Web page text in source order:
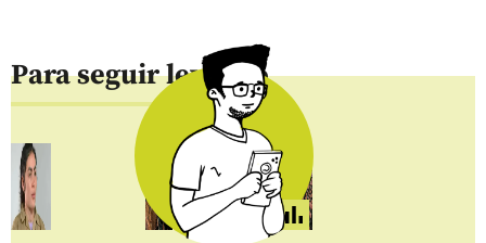
Para seguir leyendo